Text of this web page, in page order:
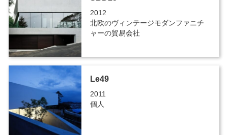
2012
北欧のヴィンテージモダンファニチ
ャーの貿易会社
Le49
2011
個人